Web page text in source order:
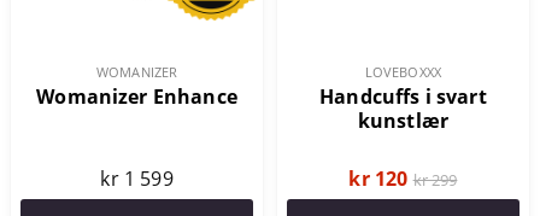
WOMANIZER
Womanizer Enhance
kr 1 599
LOVEBOXXX
Handcuffs i svart
kunstlær
kr 120 kr 299